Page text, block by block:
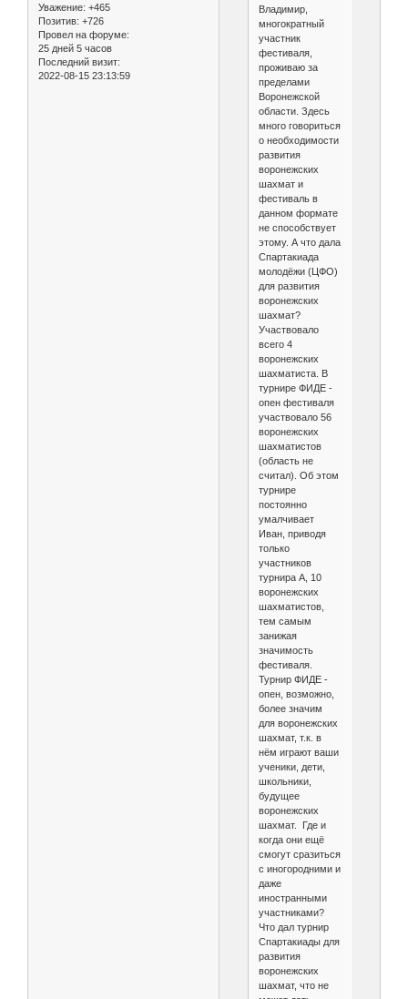
Уважение: +465
Позитив: +726
Провел на форуме:
25 дней 5 часов
Последний визит:
2022-08-15 23:13:59
Владимир,
многократный
участник
фестиваля,
проживаю за
пределами
Воронежской
области. Здесь
много говориться
о необходимости
развития
воронежских
шахмат и
фестиваль в
данном формате
не способствует
этому. А что дала
Спартакиада
молодёжи (ЦФО)
для развития
воронежских
шахмат?
Участвовало
всего 4
воронежских
шахматиста. В
турнире ФИДЕ -
опен фестиваля
участвовало 56
воронежских
шахматистов
(область не
считал). Об этом
турнире
постоянно
умалчивает
Иван, приводя
только
участников
турнира А, 10
воронежских
шахматистов,
тем самым
занижая
значимость
фестиваля.
Турнир ФИДЕ -
опен, возможно,
более значим
для воронежских
шахмат, т.к. в
нём играют ваши
ученики, дети,
школьники,
будущее
воронежских
шахмат. Где и
когда они ещё
смогут сразиться
с иногородними и
даже
иностранными
участниками?
Что дал турнир
Спартакиады для
развития
воронежских
шахмат, что не